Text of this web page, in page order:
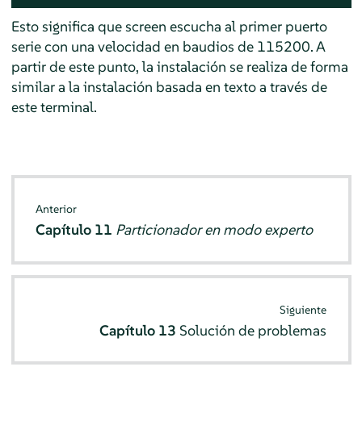
Esto significa que screen escucha al primer puerto
serie con una velocidad en baudios de 115200. A
partir de este punto, la instalación se realiza de forma
similar a la instalación basada en texto a través de
este terminal.
Anterior
Capítulo 11 Particionador en modo experto
Siguiente
Capítulo 13 Solución de problemas